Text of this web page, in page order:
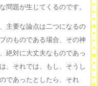
問題が生じてくるのです。
主要な論点は二つになるの
のものである場合、その神
絶対に大丈夫なものであっ
、それでは、もし、そうし
であったとしたら、それ